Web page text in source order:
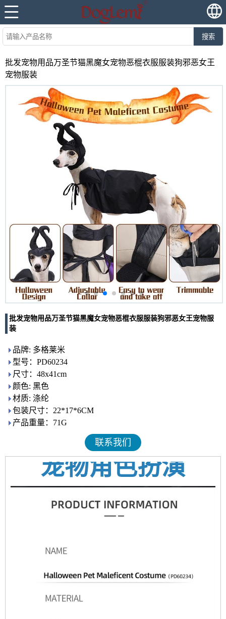
搜索
批发宠物用品万圣节猫黑魔女宠物恶棍衣服服装狗邪恶女王
宠物服装
批发宠物用品万圣节猫黑魔女宠物恶棍衣服服装狗邪恶女王宠物服
装
品牌: 多格莱米
型号：PD60234
尺寸：48x41cm
颜色: 黑色
材质: 涤纶
包装尺寸：22*17*6CM
产品重量：71G
联系我们
宠物角色扮演